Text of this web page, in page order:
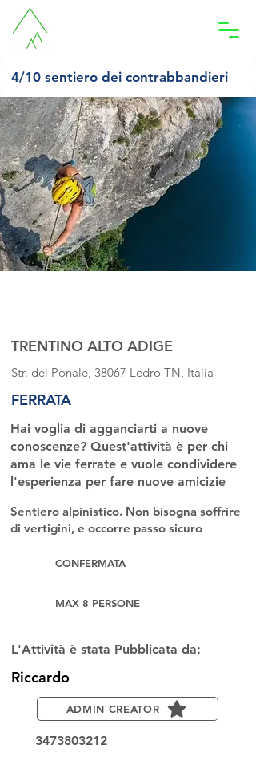
4/10 sentiero dei contrabbandieri
TRENTINO ALTO ADIGE
Str. del Ponale, 38067 Ledro TN, Italia
FERRATA
Hai voglia di agganciarti a nuove
conoscenze? Quest'attività è per chi
ama le vie ferrate e vuole condividere
l'esperienza per fare nuove amicizie
Sentiero alpinistico. Non bisogna soffrire
di vertigini, e occorre passo sicuro
CONFERMATA
MAX 8 PERSONE
L'Attività è stata Pubblicata da:
Riccardo
ADMIN CREATOR
3473803212